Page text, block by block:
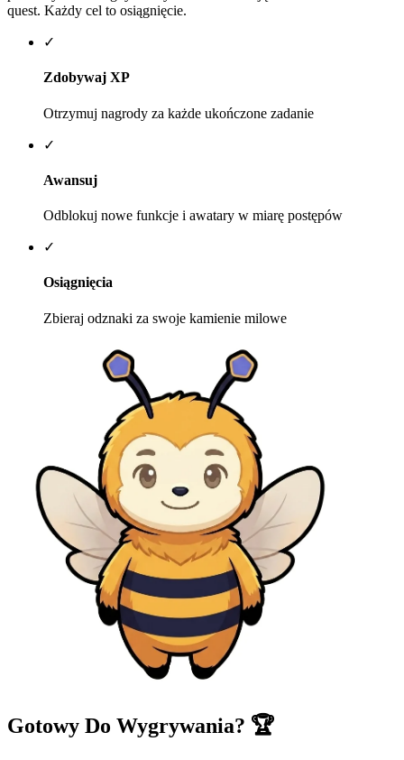
quest. Każdy cel to osiągnięcie.
✓
Zdobywaj XP
Otrzymuj nagrody za każde ukończone zadanie
✓
Awansuj
Odblokuj nowe funkcje i awatary w miarę postępów
✓
Osiągnięcia
Zbieraj odznaki za swoje kamienie milowe
Gotowy Do Wygrywania? 🏆